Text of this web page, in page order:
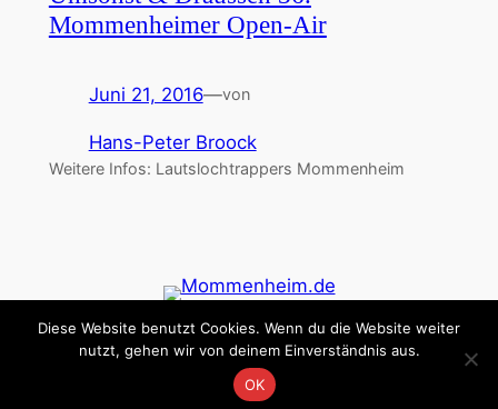
Mommenheimer Open-Air
Juni 21, 2016—von
Hans-Peter Broock
Weitere Infos: Lautslochtrappers Mommenheim
DatenschutzImpressum
Diese Website benutzt Cookies. Wenn du die Website weiter
nutzt, gehen wir von deinem Einverständnis aus.
OK